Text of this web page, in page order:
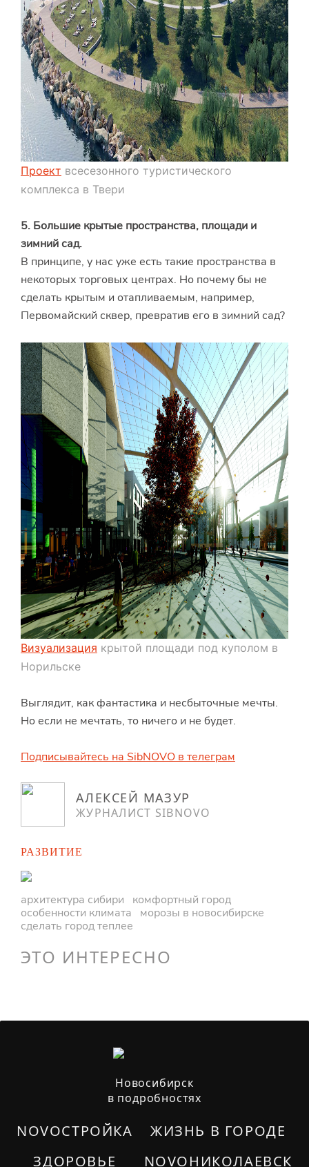
Проект всесезонного туристического
комплекса в Твери
5. Большие крытые пространства, площади и
зимний сад.
В принципе, у нас уже есть такие пространства в
некоторых торговых центрах. Но почему бы не
сделать крытым и отапливаемым, например,
Первомайский сквер, превратив его в зимний сад?
Визуализация крытой площади под куполом в
Норильске
Выглядит, как фантастика и несбыточные мечты.
Но если не мечтать, то ничего и не будет.
Подписывайтесь на SibNOVO в телеграм
АЛЕКСЕЙ МАЗУР
ЖУРНАЛИСТ SIBNOVO
РАЗВИТИЕ
архитектура сибири
комфортный город
особенности климата
морозы в новосибирске
сделать город теплее
ЭТО ИНТЕРЕСНО
Новосибирск
в подробностях
NOVOСТРОЙКА
ЗДОРОВЬЕ
ЖИЗНЬ В ГОРОДЕ
NOVOНИКОЛАЕВСК